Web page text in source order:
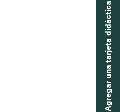
Agregar una tarjeta didáctica